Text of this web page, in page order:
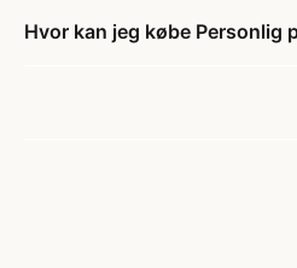
Hvor kan jeg købe Personlig